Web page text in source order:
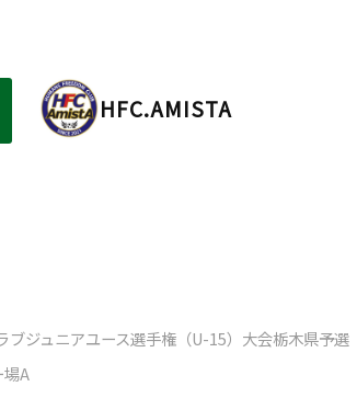
HFC.AMISTA
ジュニアユース選手権（U-15）大会栃木県予選
場A